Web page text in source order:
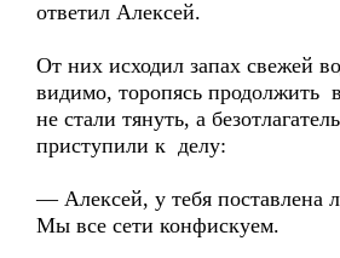
ответил Алексей.
От них исходил запах свежей
видимо, торопясь продолжить
не стали тянуть, а
приступили к делу:
— Алексей, у тебя поставлена
Мы все сети конфискуем.